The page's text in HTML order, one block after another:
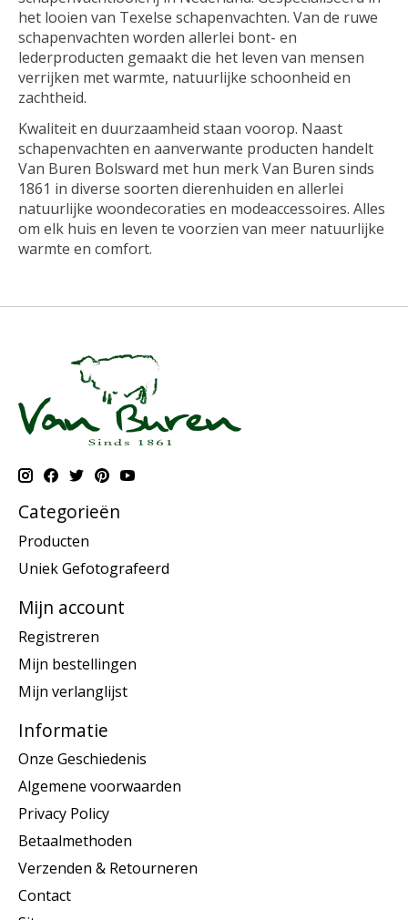
het looien van Texelse schapenvachten. Van de ruwe
schapenvachten worden allerlei bont- en
lederproducten gemaakt die het leven van mensen
verrijken met warmte, natuurlijke schoonheid en
zachtheid.
Kwaliteit en duurzaamheid staan voorop. Naast
schapenvachten en aanverwante producten handelt
Van Buren Bolsward met hun merk Van Buren sinds
1861 in diverse soorten dierenhuiden en allerlei
natuurlijke woondecoraties en modeaccessoires. Alles
om elk huis en leven te voorzien van meer natuurlijke
warmte en comfort.
Categorieën
Producten
Uniek Gefotografeerd
Mijn account
Registreren
Mijn bestellingen
Mijn verlanglijst
Informatie
Onze Geschiedenis
Algemene voorwaarden
Privacy Policy
Betaalmethoden
Verzenden & Retourneren
Contact